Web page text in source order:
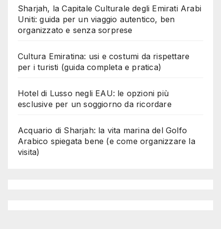
Sharjah, la Capitale Culturale degli Emirati Arabi
Uniti: guida per un viaggio autentico, ben
organizzato e senza sorprese
Cultura Emiratina: usi e costumi da rispettare
per i turisti (guida completa e pratica)
Hotel di Lusso negli EAU: le opzioni più
esclusive per un soggiorno da ricordare
Acquario di Sharjah: la vita marina del Golfo
Arabico spiegata bene (e come organizzare la
visita)